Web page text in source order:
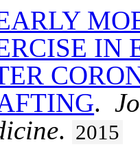
IN
.
. 2015